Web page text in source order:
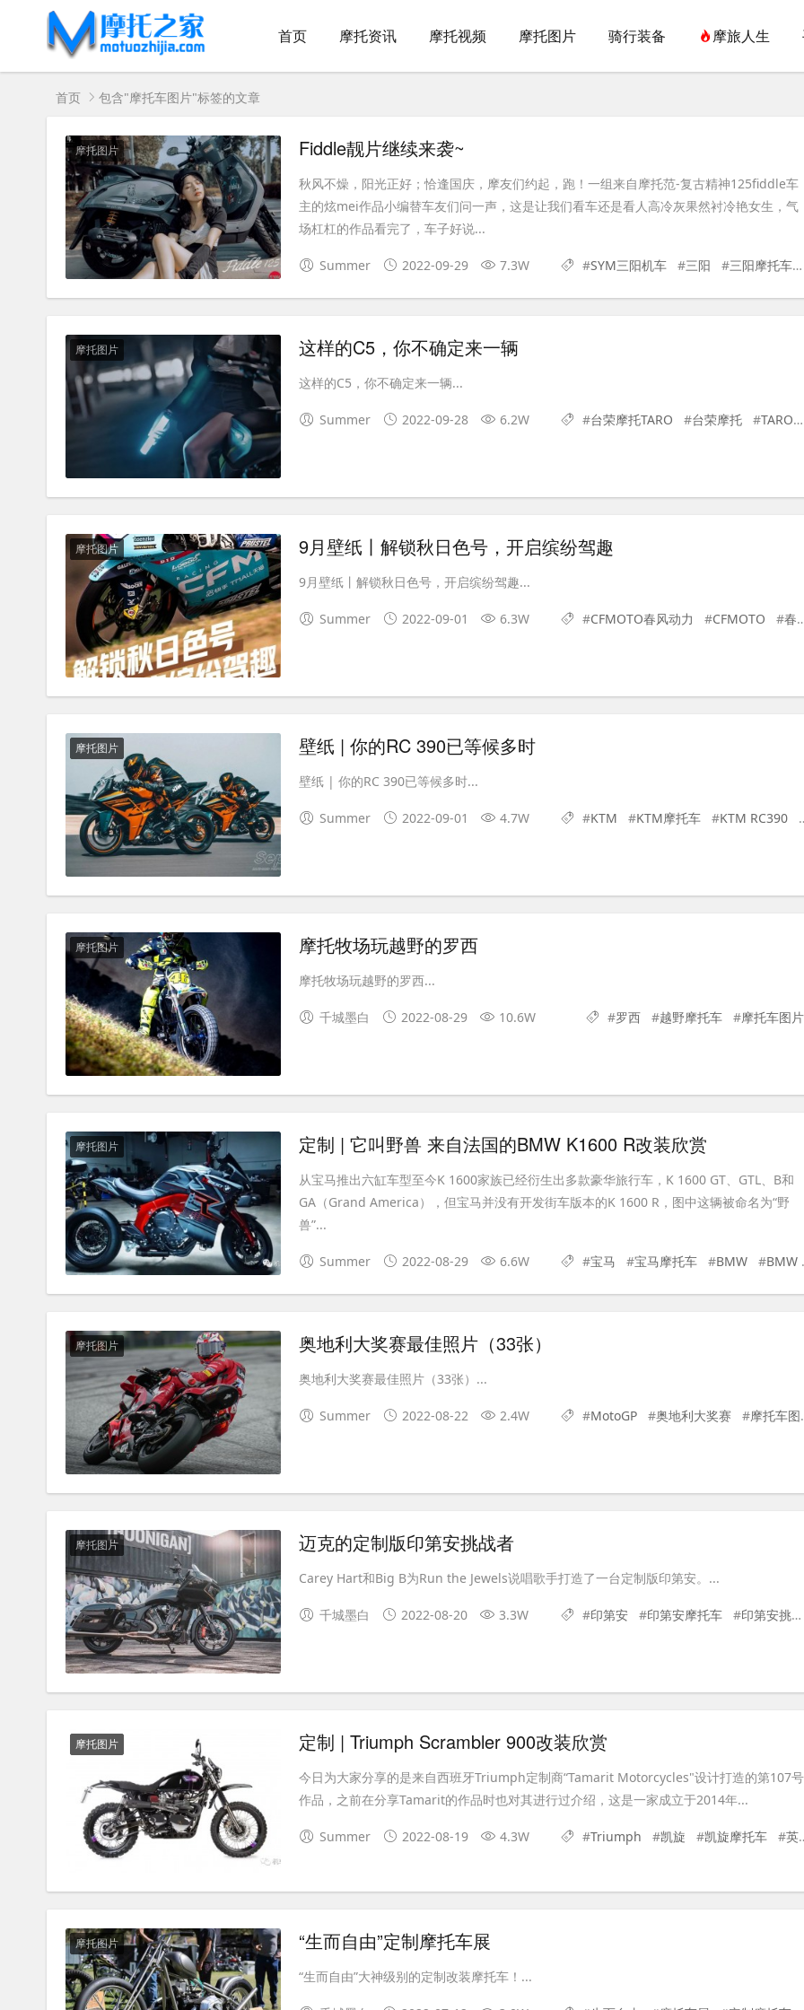
首页 摩托资讯 摩托视频 摩托图片 骑行装备 摩旅人生
首页 包含"摩托车图片"标签的文章
摩托图片 Fiddle靓片继续来袭~
秋风不燥，阳光正好；恰逢国庆，摩友们约起，跑！一组来自摩托范-复古精神125fiddle车
主的炫mei作品小编替车友们问一声，这是让我们看车还是看人高冷灰果然衬冷艳女生，气
场杠杠的作品看完了，车子好说...
Summer 2022-09-29 7.3W #SYM三阳机车 #三阳 #三阳摩托车 #
摩托图片 这样的C5，你不确定来一辆
这样的C5，你不确定来一辆...
Summer 2022-09-28 6.2W #台荣摩托TARO #台荣摩托 #TARO #
摩托图片 9月壁纸丨解锁秋日色号，开启缤纷驾趣
9月壁纸丨解锁秋日色号，开启缤纷驾趣...
Summer 2022-09-01 6.3W #CFMOTO春风动力 #CFMOTO #春风动力
摩托图片 壁纸 | 你的RC 390已等候多时
壁纸 | 你的RC 390已等候多时...
Summer 2022-09-01 4.7W #KTM #KTM摩托车 #KTM RC390
摩托图片 摩托牧场玩越野的罗西
摩托牧场玩越野的罗西...
千城墨白 2022-08-29 10.6W #罗西 #越野摩托车 #摩托车图片
摩托图片 定制 | 它叫野兽 来自法国的BMW K1600 R改装欣赏
从宝马推出六缸车型至今K 1600家族已经衍生出多款豪华旅行车，K 1600 GT、GTL、B和
GA（Grand America），但宝马并没有开发街车版本的K 1600 R，图中这辆被命名为“野
兽”...
Summer 2022-08-29 6.6W #宝马 #宝马摩托车 #BMW #BMW K1600 R
摩托图片 奥地利大奖赛最佳照片（33张）
奥地利大奖赛最佳照片（33张）...
Summer 2022-08-22 2.4W #​MotoGP #奥地利大奖赛 #摩托车图片
摩托图片 迈克的定制版印第安挑战者
Carey Hart和Big B为Run the Jewels说唱歌手打造了一台定制版印第安。...
千城墨白 2022-08-20 3.3W #印第安 #印第安摩托车 #印第安挑战者
摩托图片 定制 | Triumph Scrambler 900改装欣赏
今日为大家分享的是来自西班牙Triumph定制商“Tamarit Motorcycles"设计打造的第107号
作品，之前在分享Tamarit的作品时也对其进行过介绍，这是一家成立于2014年...
Summer 2022-08-19 4.3W #Triumph #凯旋 #凯旋摩托车 #英伦摩托车
摩托图片 “生而自由”定制摩托车展
“生而自由”大神级别的定制改装摩托车！...